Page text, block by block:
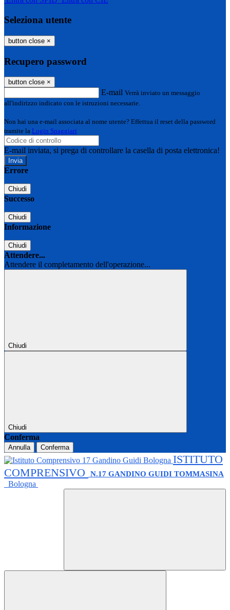
Seleziona utente
button close ×
Recupero password
button close ×
E-mail Verrà inviato un messaggio
all'indirizzo indicato con le istruzioni necessarie.
Non hai una e-mail associata al nome utente? Effettua il reset della password
tramite la Login Spaggiari
E-mail inviata, si prega di controllare la casella di posta elettronica!
Errore
Chiudi
Successo
Chiudi
Informazione
Chiudi
Attendere...
Attendere il completamento dell'operazione...
Chiudi
Chiudi
Conferma
Annulla Conferma
ISTITUTO
COMPRENSIVO
N.17 GANDINO GUIDI TOMMASINA
Bologna